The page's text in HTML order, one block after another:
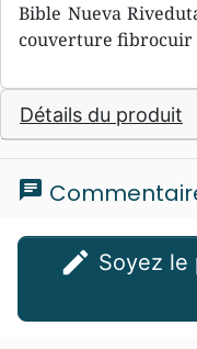
Bible Nueva
couverture fibrocuir
Détails du produit
chat
edit